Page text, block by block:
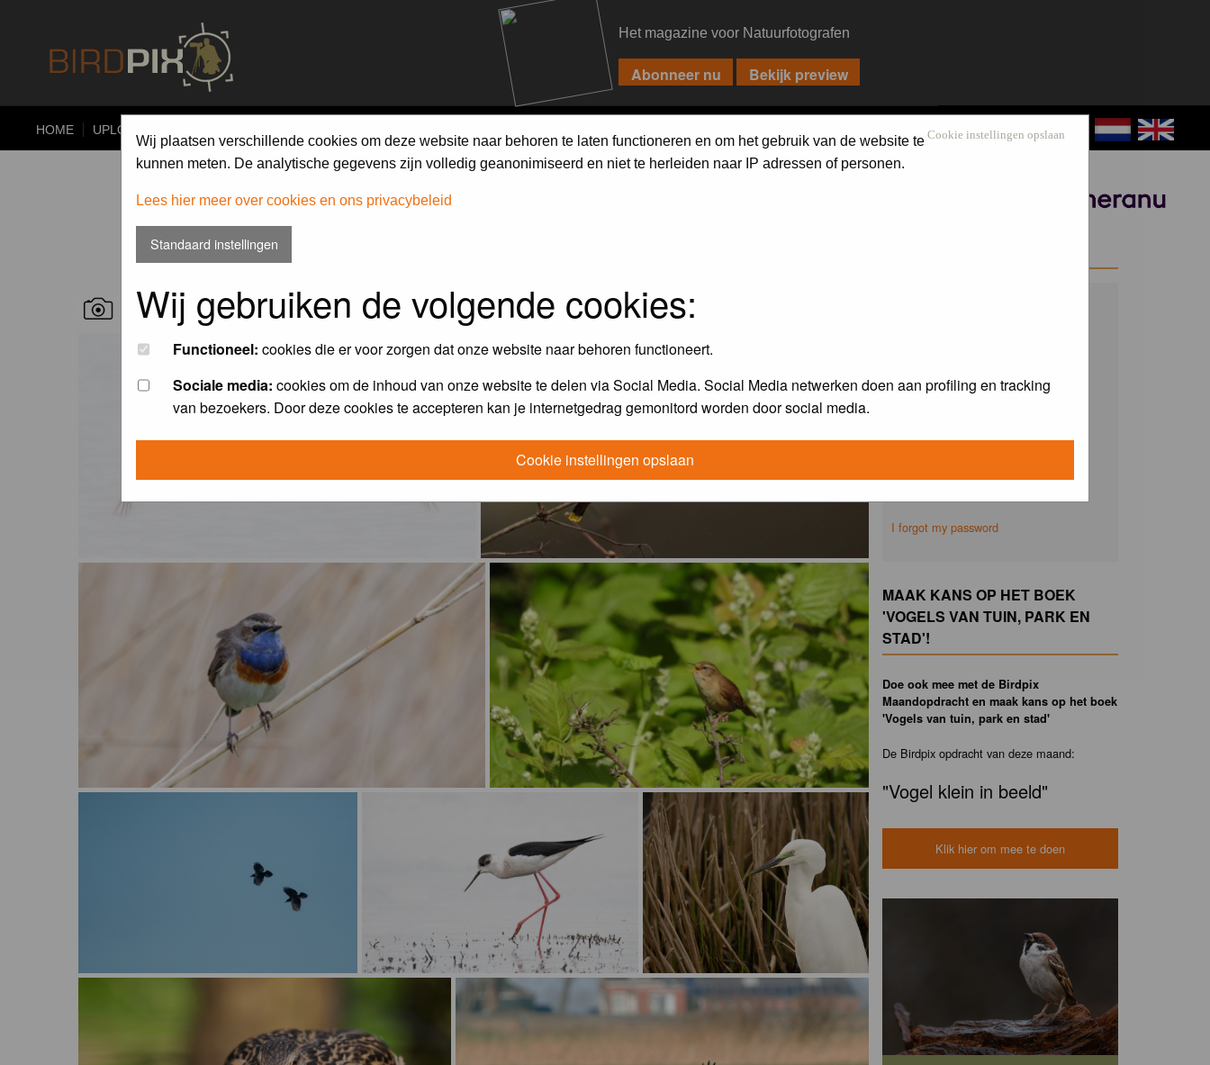
Het magazine voor Natuurfotografen
HOME UPLOAD Cookie instellingen opslaan
Wij plaatsen verschillende cookies om deze website naar behoren te laten functioneren en om het gebruik van de website te
kunnen meten. De analytische gegevens zijn volledig geanonimiseerd en niet te herleiden naar IP adressen of personen.
Lees hier meer over cookies en ons privacybeleid
Standaard instellingen
Wij gebruiken de volgende cookies:
Functioneel: cookies die er voor zorgen dat onze website naar behoren functioneert.
Sociale media: cookies om de inhoud van onze website te delen via Social Media. Social Media netwerken doen aan profiling en tracking
van bezoekers. Door deze cookies te accepteren kan je internetgedrag gemonitord worden door social media.
Cookie instellingen opslaan
RECENT BIRD PICS
I forgot my password
MAAK KANS OP HET BOEK
'VOGELS VAN TUIN, PARK EN
STAD'!
Doe ook mee met de Birdpix
Maandopdracht en maak kans op het boek
'Vogels van tuin, park en stad'
De Birdpix opdracht van deze maand:
"Vogel klein in beeld"
Klik hier om mee te doen